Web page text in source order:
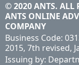
© 2020 ANTS. ALL
ANTS ONLINE
COMPANY
Business Code:
2015, 7th revised,
Issuing by: